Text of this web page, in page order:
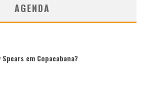
AGENDA
em Copacabana?